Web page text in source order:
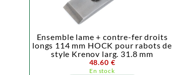
Ensemble lame + contre-fer droits
longs 114 mm HOCK pour rabots de
style Krenov larg. 31.8 mm
48.60 €
En stock